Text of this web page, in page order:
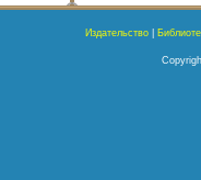
Издательство|